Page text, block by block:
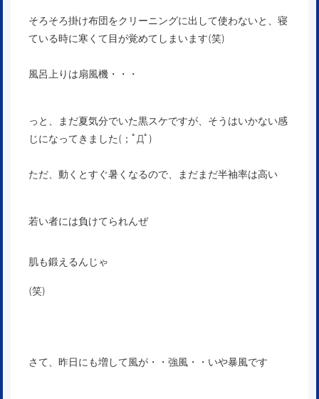
そろそろ掛け布団をクリーニングに出して使わないと、寝
ている時に寒くて目が覚めてしまいます(笑)
風呂上りは扇風機・・・
っと、まだ夏気分でいた黒スケですが、そうはいかない感
じになってきました(；ﾟДﾟ)
ただ、動くとすぐ暑くなるので、まだまだ半袖率は高い
若い者には負けてられんぜ
肌も鍛えるんじゃ
(笑)
さて、昨日にも増して風が・・強風・・いや暴風です